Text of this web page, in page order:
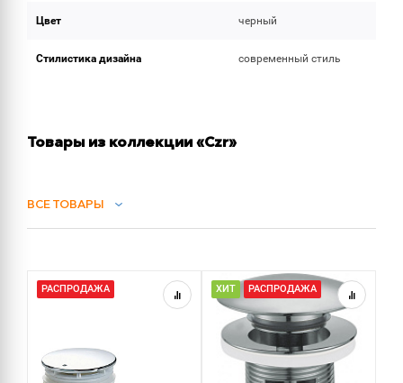
Цвет черный
Стилистика дизайна современный стиль
Товары из коллекции «Czr»
ВСЕ ТОВАРЫ
ДУШ
ДУШЕВЫЕ ГАРНИТУРЫ
РАСПРОДАЖА ХИТ РАСПРОДАЖА